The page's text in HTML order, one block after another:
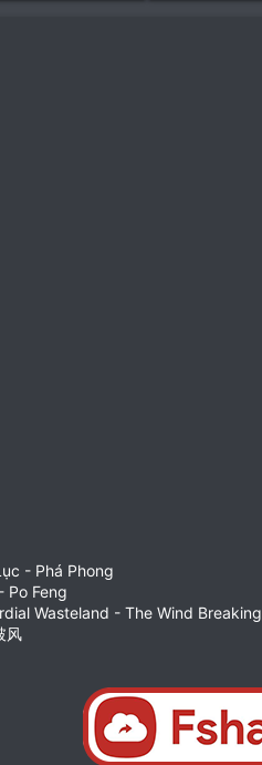
- Phá Phong
Po Feng
Wasteland - The Wind Breaking
风